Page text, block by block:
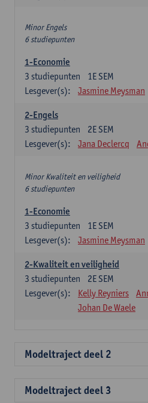
Minor Engels
6 studiepunten
1-Economie
1E SEM
3 studiepunten
Lesgever(s):
Jasmine Meysman
2-Engels
2E SEM
3 studiepunten
Lesgever(s):
Jana Declercq
Minor Kwaliteit en veiligheid
6 studiepunten
1-Economie
1E SEM
3 studiepunten
Lesgever(s):
Jasmine Meysman
2-Kwaliteit en veiligheid
2E SEM
3 studiepunten
Lesgever(s):
Kelly Reyniers
Johan De Waele
Modeltraject deel 2
Modeltraject deel 3